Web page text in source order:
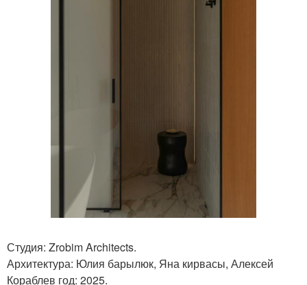
Студия: Zrobim Architects.
Архитектура: Юлия барылюк, Яна кирвасы, Алексей
Кораблев год: 2025.